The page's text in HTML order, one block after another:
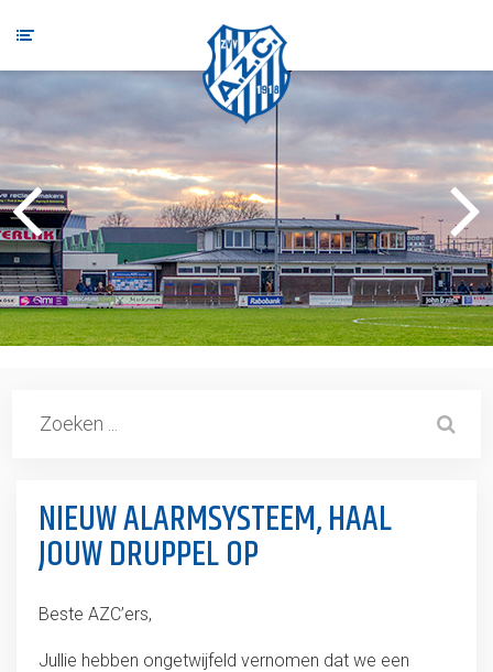
NIEUW ALARMSYSTEEM, HAAL
JOUW DRUPPEL OP
Beste AZC’ers,
Jullie hebben ongetwijfeld vernomen dat we een